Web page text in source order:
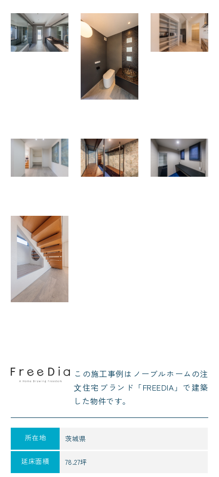
この施⼯事例はノーブルホームの注
⽂住宅ブランド「FREEDIA」で建築
した物件です。
所在地 茨城県
延床面積 78.27坪